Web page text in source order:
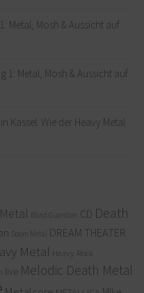
Metal, Mosh & Aussicht auf
1: Metal, Mosh & Aussicht auf
Kassel: Wie der Heavy Metal
Blind Guardian CD Death
Doom Metal DREAM THEATER
Metal Heavy Rock
live Melodic Death Metal